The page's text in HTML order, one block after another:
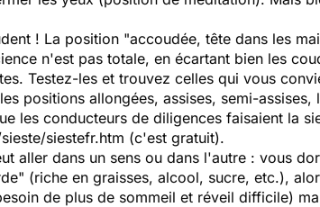
! La position "accoudée, tête dans les
n'est pas totale, en écartant bien les
Testez-les et trouvez celles qui vous
positions allongées, assises, semi-
les conducteurs de diligences faisaient la
siestefr.htm (c'est gratuit).
aller dans un sens ou dans l'autre : vous
(riche en graisses, alcool, sucre, etc.),
de plus de sommeil et réveil difficile)